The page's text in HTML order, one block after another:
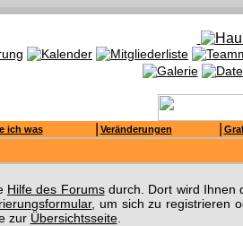
ich was Veränderungen
Hilfe des Forumsdurch. Dort wird Ihnen
, um sich zu registrieren
zur Übersichtsseite.